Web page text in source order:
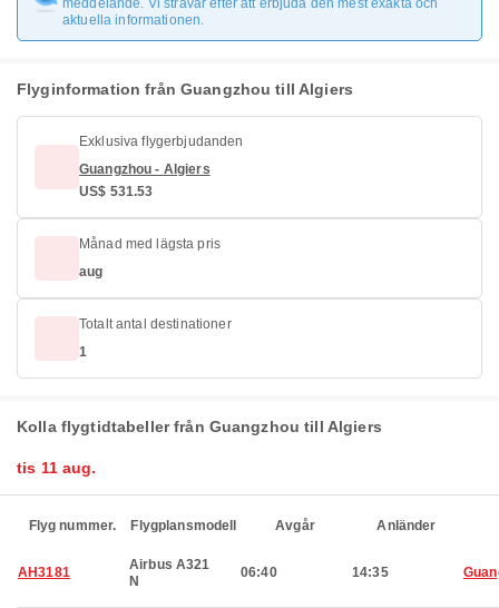
meddelande. Vi strävar efter att erbjuda den mest exakta och
aktuella informationen.
Flyginformation från Guangzhou till Algiers
Exklusiva flygerbjudanden
Guangzhou - Algiers
US$ 531.53
Månad med lägsta pris
aug
Totalt antal destinationer
1
Kolla flygtidtabeller från Guangzhou till Algiers
tis 11 aug.
Flyg nummer. Flygplansmodell Avgår Anländer
AH3181
Airbus A321
N
06:40 14:35